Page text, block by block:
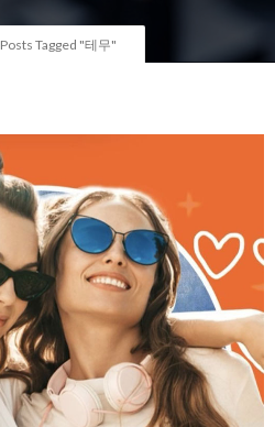
Posts Tagged "테무"